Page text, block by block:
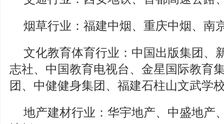
烟草行业：福建中烟、重庆中烟、南
文化教育体育行业：中国出版集团、
志社、中国教育电视台、金星国际教育
团、中健健身集团、福建石柱山文武学
地产建材行业：华宇地产、中盛地产